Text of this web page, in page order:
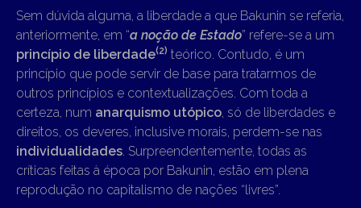
Sem dúvida alguma, a liberdade a que Bakunin se referia,
anteriormente, em “a noção de Estado” refere-se a um
princípio de liberdade(2) teórico. Contudo, é um
princípio que pode servir de base para tratarmos de
outros princípios e contextualizações. Com toda a
certeza, num anarquismo utópico , só de liberdades e
direitos, os deveres, inclusive morais, perdem-se nas
individualidades . Surpreendentemente, todas as
críticas feitas à época por Bakunin, estão em plena
reprodução no capitalismo de nações “livres”.